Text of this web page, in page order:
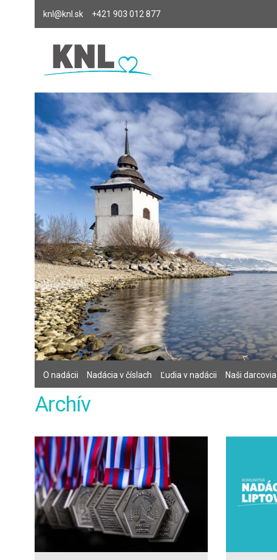
knl@knl.sk +421 903 012 877
O nadácii Nadácia v číslach Ľudia v nadácii Naši darcovia
Archív